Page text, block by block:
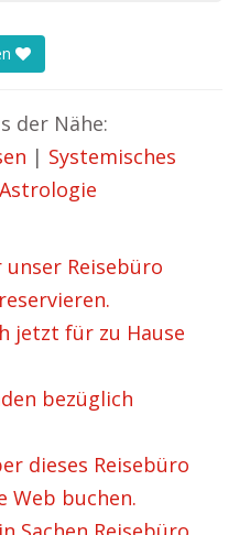
der Nähe:
| Systemisches
Astrologie
Reisebüro
jetzt für zu Hause
bezüglich
dieses Reisebüro
Web buchen.